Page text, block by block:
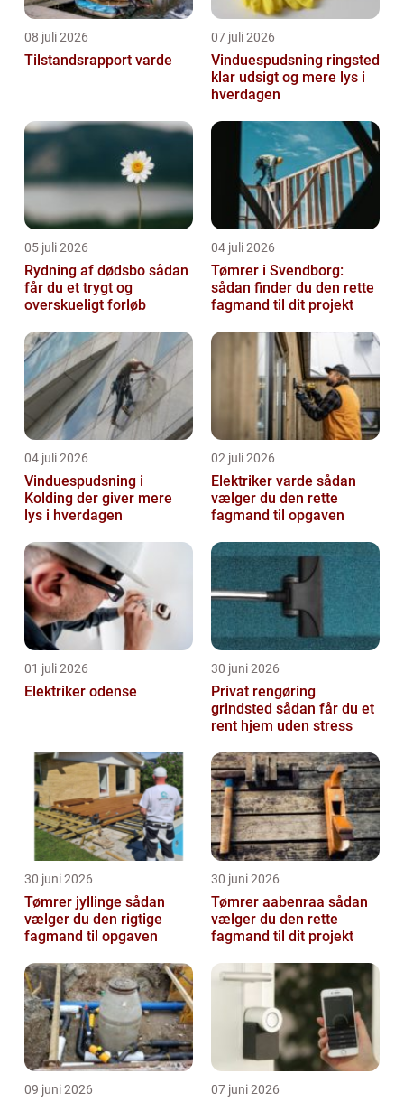
08 juli 2026
Tilstandsrapport varde
07 juli 2026
Vinduespudsning ringsted
klar udsigt og mere lys i
hverdagen
05 juli 2026
Rydning af dødsbo sådan
får du et trygt og
overskueligt forløb
04 juli 2026
Tømrer i Svendborg:
sådan finder du den rette
fagmand til dit projekt
04 juli 2026
Vinduespudsning i
Kolding der giver mere
lys i hverdagen
02 juli 2026
Elektriker varde sådan
vælger du den rette
fagmand til opgaven
01 juli 2026
Elektriker odense
30 juni 2026
Privat rengøring
grindsted sådan får du et
rent hjem uden stress
30 juni 2026
Tømrer jyllinge sådan
vælger du den rigtige
fagmand til opgaven
30 juni 2026
Tømrer aabenraa sådan
vælger du den rette
fagmand til dit projekt
09 juni 2026 07 juni 2026